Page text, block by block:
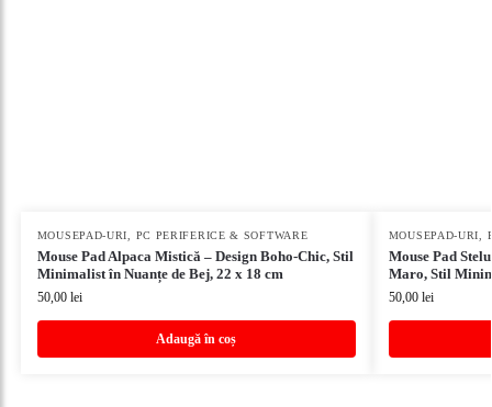
MOUSEPAD-URI PC PERIFERICE & SOFTWARE
Mouse Pad Alpaca Mistică – Design Boho-Chic, Stil
Minimalist în Nuanțe de Bej, 22 x 18 cm
50,00 lei
Adaugă în coș
MOUSEPAD-URI
Mouse Pad
Maro, Stil
50,00 lei